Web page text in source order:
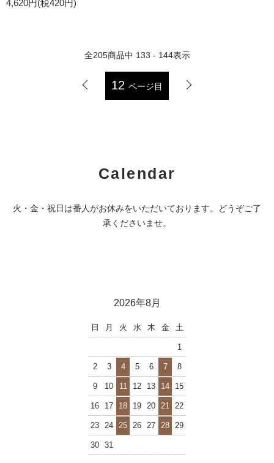
4,620円(税420円)
全205商品中 133 - 144表示
12 ページ目
Calendar
火・金・祝日は番人がお休みをいただいております。どうぞご了
承くださいませ。
2026年8月
日 月 火 水 木 金 土
1
2 3 4 5 6 7 8
9 10 11 12 13 14 15
16 17 18 19 20 21 22
23 24 25 26 27 28 29
30 31